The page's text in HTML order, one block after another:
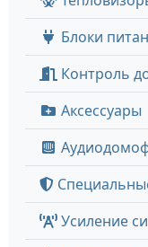
Блоки
Контроль
Аксессуары
Усиление